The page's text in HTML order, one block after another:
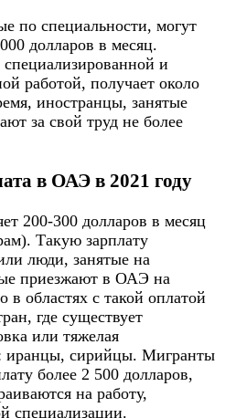
по специальности, могут
долларов в месяц.
и
работой, получает около
иностранцы, занятые
за свой труд не более
в ОАЭ в 2021 году
200-300 долларов в месяц
Такую зарплату
люди, занятые на
приезжают в ОАЭ на
областях с такой оплатой
где существует
или тяжелая
иранцы, сирийцы. Мигранты
более 2 500 долларов,
на работу,
специализации.